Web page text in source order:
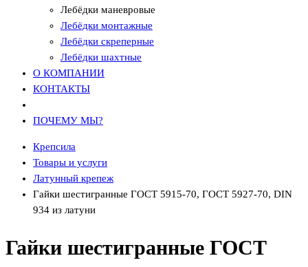
Лебёдки маневровые
Лебёдки монтажные
Лебёдки скреперные
Лебёдки шахтные
О КОМПАНИИ
КОНТАКТЫ
ПОЧЕМУ МЫ?
Крепсила
Товары и услуги
Латунный крепеж
Гайки шестигранные ГОСТ 5915-70, ГОСТ 5927-70, DIN
934 из латуни
Гайки шестигранные ГОСТ